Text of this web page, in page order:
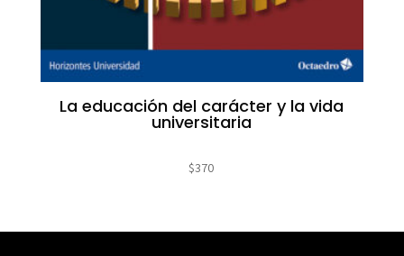
La educación del carácter y la vida
universitaria
$370